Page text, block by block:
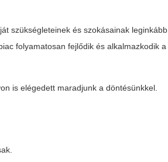
szükségleteinek és szokásainak leginkább
folyamatosan fejlődik és alkalmazkodik a
is elégedett maradjunk a döntésünkkel.